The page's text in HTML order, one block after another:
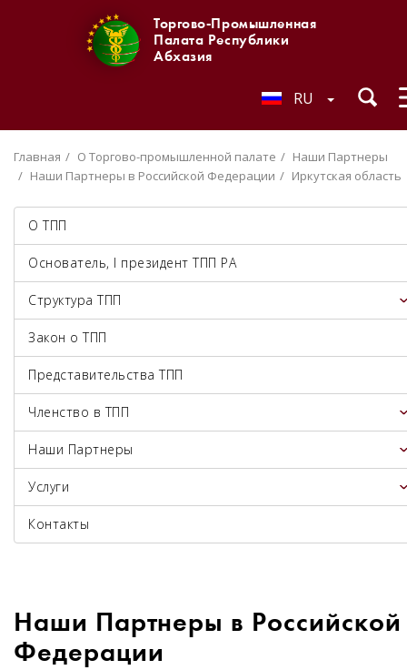
Торгово-Промышленная
Палата Республики
Абхазия
RU
Главная О Торгово-промышленной палате
Наши Партнеры
Наши Партнеры в Российской Федерации
Иркутская область
О ТПП
Основатель, I президент ТПП РА
Структура ТПП
Закон о ТПП
Представительства ТПП
Членство в ТПП
Наши Партнеры
Услуги
Контакты
Наши Партнеры в Российской
Федерации